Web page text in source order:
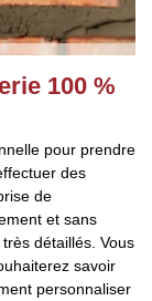
100 %
pour prendre
des
de
et sans
détaillés. Vous
savoir
personnaliser